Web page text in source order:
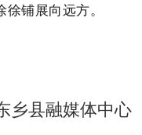
铺展向远方。
乡县融媒体中心